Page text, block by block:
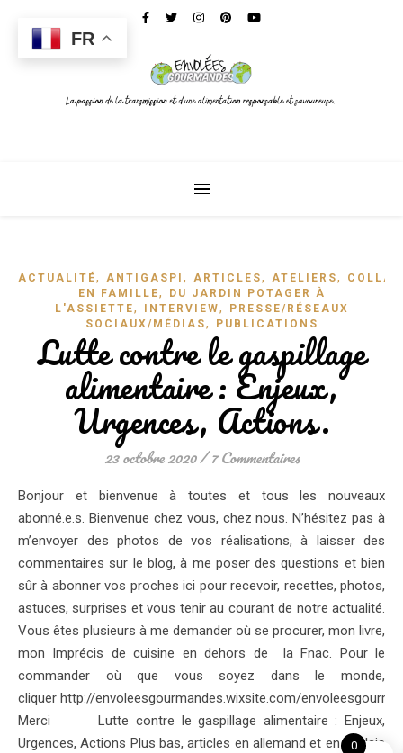
ACTUALITÉ, ANTIGASPI , ARTICLES, ATELIERS,
EN FAMILLE,
DU JARDIN POTAGER À
L'ASSIETTE, INTERVIEW,
PRESSE/RÉSEAUX
SOCIAUX/MÉDIAS, PUBLICATIONS
Lutte contre le gaspillage
alimentaire : Enjeux,
Urgences, Actions.
23 octobre 2020/7 Commentaires
Bonjour et bienvenue à toutes et tous les nouveaux
abonné.e.s. Bienvenue chez vous, chez nous. N’hésitez pas à
m’envoyer des photos de vos réalisations, à laisser des
commentaires sur le blog, à me poser des questions et bien
sûr à abonner vos proches ici pour recevoir, recettes, photos,
astuces, surprises et vous tenir au courant de notre actualité.
Vous êtes plusieurs à me demander où se procurer, mon livre,
mon Imprécis de cuisine en dehors de la Fnac. Pour le
commander où que vous soyez dans le monde,
cliquer http://envoleesgourmandes.wixsite.com/
Merci Lutte contre le gaspillage alimentaire : Enjeux,
Urgences, Actions Plus bas, articles en allemand et en anglais
FR
0